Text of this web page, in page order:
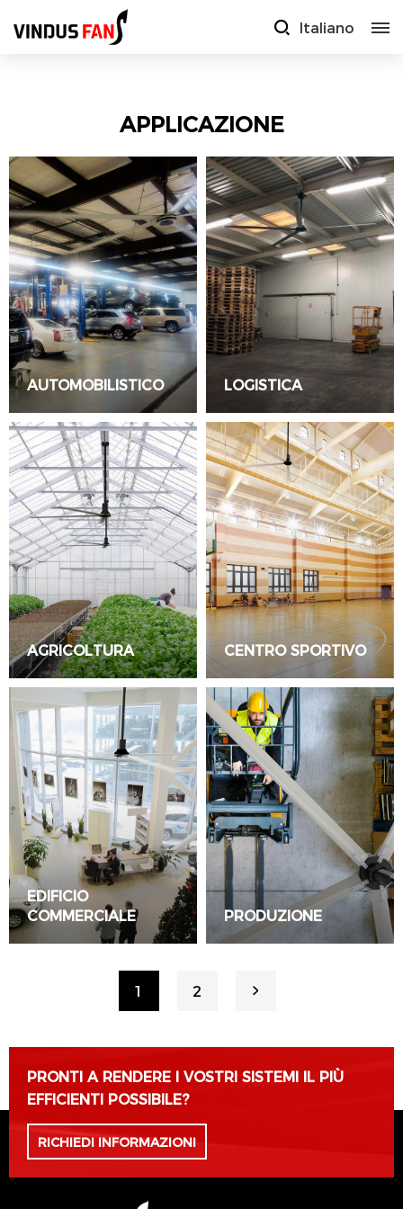
Italiano
APPLICAZIONE
AUTOMOBILISTICO
LEGGI TUTTO LOGISTICA
LEGGI TUTTO
AGRICOLTURA
LEGGI TUTTO CENTRO SPORTIVO
LEGGI TUTTO
EDIFICIO
COMMERCIALE
LEGGI TUTTO PRODUZIONE
LEGGI TUTTO
1 2
PRONTI A RENDERE I VOSTRI SISTEMI IL PIÙ
EFFICIENTI POSSIBILE?
RICHIEDI INFORMAZIONI